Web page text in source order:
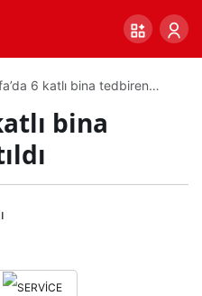
6 katlı bina tedbiren
bina